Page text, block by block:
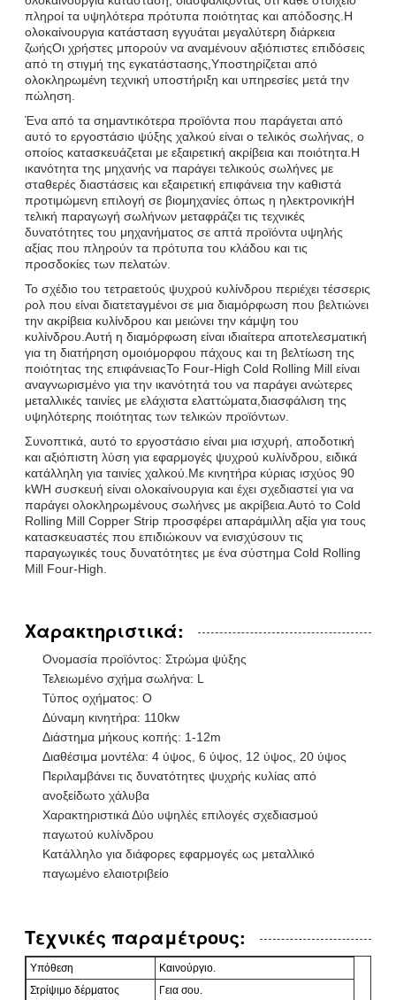
πληροί τα υψηλότερα πρότυπα ποιότητας και απόδοσης.Η
ολοκαίνουργια κατάσταση εγγυάται μεγαλύτερη διάρκεια
ζωήςΟι χρήστες μπορούν να αναμένουν αξιόπιστες επιδόσεις
από τη στιγμή της εγκατάστασης,Υποστηρίζεται από
ολοκληρωμένη τεχνική υποστήριξη και υπηρεσίες μετά την
πώληση.
Ένα από τα σημαντικότερα προϊόντα που παράγεται από
αυτό το εργοστάσιο ψύξης χαλκού είναι ο τελικός σωλήνας, ο
οποίος κατασκευάζεται με εξαιρετική ακρίβεια και ποιότητα.Η
ικανότητα της μηχανής να παράγει τελικούς σωλήνες με
σταθερές διαστάσεις και εξαιρετική επιφάνεια την καθιστά
προτιμώμενη επιλογή σε βιομηχανίες όπως η ηλεκτρονικήΗ
τελική παραγωγή σωλήνων μεταφράζει τις τεχνικές
δυνατότητες του μηχανήματος σε απτά προϊόντα υψηλής
αξίας που πληρούν τα πρότυπα του κλάδου και τις
προσδοκίες των πελατών.
Το σχέδιο του τετραετούς ψυχρού κυλίνδρου περιέχει τέσσερις
ρολ που είναι διατεταγμένοι σε μια διαμόρφωση που βελτιώνει
την ακρίβεια κυλίνδρου και μειώνει την κάμψη του
κυλίνδρου.Αυτή η διαμόρφωση είναι ιδιαίτερα αποτελεσματική
για τη διατήρηση ομοιόμορφου πάχους και τη βελτίωση της
ποιότητας της επιφάνειαςΤο Four-High Cold Rolling Mill είναι
αναγνωρισμένο για την ικανότητά του να παράγει ανώτερες
μεταλλικές ταινίες με ελάχιστα ελαττώματα,διασφάλιση της
υψηλότερης ποιότητας των τελικών προϊόντων.
Συνοπτικά, αυτό το εργοστάσιο είναι μια ισχυρή, αποδοτική
και αξιόπιστη λύση για εφαρμογές ψυχρού κυλίνδρου, ειδικά
κατάλληλη για ταινίες χαλκού.Με κινητήρα κύριας ισχύος 90
kWΗ συσκευή είναι ολοκαίνουργια και έχει σχεδιαστεί για να
παράγει ολοκληρωμένους σωλήνες με ακρίβεια.Αυτό το Cold
Rolling Mill Copper Strip προσφέρει απαράμιλλη αξία για τους
κατασκευαστές που επιδιώκουν να ενισχύσουν τις
παραγωγικές τους δυνατότητες με ένα σύστημα Cold Rolling
Mill Four-High.
Χαρακτηριστικά:
Ονομασία προϊόντος: Στρώμα ψύξης
Τελειωμένο σχήμα σωλήνα: L
Τύπος οχήματος: O
Δύναμη κινητήρα: 110kw
Διάστημα μήκους κοπής: 1-12m
Διαθέσιμα μοντέλα: 4 ύψος, 6 ύψος, 12 ύψος, 20 ύψος
Περιλαμβάνει τις δυνατότητες ψυχρής κυλίας από
ανοξείδωτο χάλυβα
Χαρακτηριστικά Δύο υψηλές επιλογές σχεδιασμού
παγωτού κυλίνδρου
Κατάλληλο για διάφορες εφαρμογές ως μεταλλικό
παγωμένο ελαιοτριβείο
Τεχνικές παραμέτρους:
Υπόθεση
Καινούργιο.
Στρίψιμο δέρματος
Γεια σου.